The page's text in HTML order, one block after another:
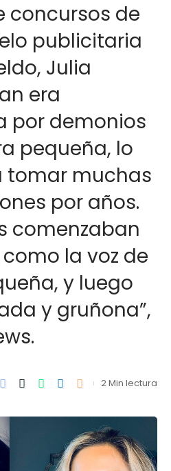
concursos de
publicitaria
Julia
era
por demonios
pequeña, lo
tomar muchas
por años.
comenzaban
la voz de
y luego
y gruñona”,
2 Min lectura